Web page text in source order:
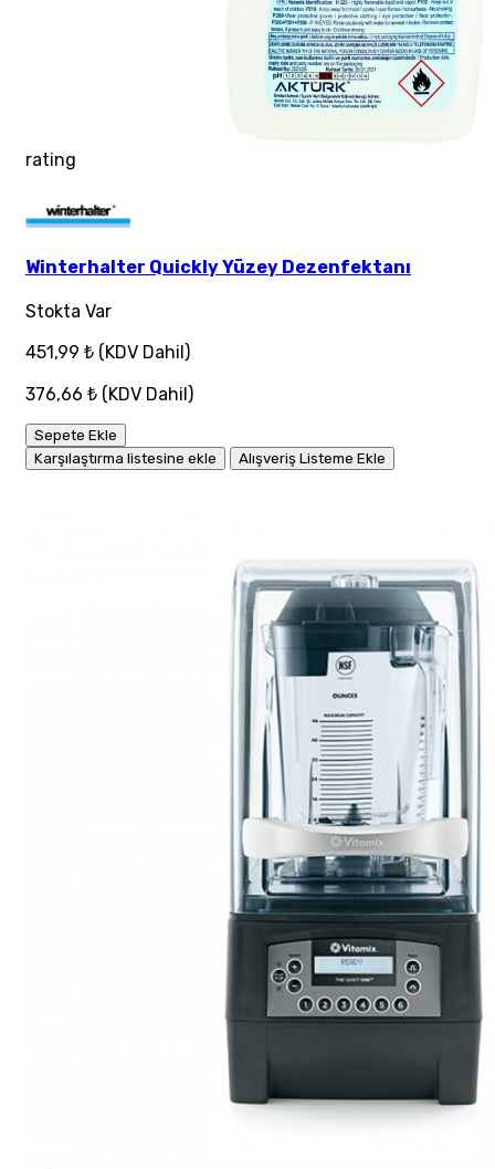
rating
Winterhalter Quickly Yüzey Dezenfektanı
Stokta Var
451,99 ₺ (KDV Dahil)
376,66 ₺ (KDV Dahil)
Sepete Ekle
Karşılaştırma listesine ekle
Alışveriş Listeme Ekle